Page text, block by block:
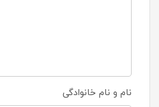
نام و نام خانوادگی